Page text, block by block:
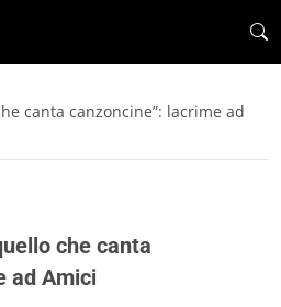
canta canzoncine”: lacrime ad
che canta
ad Amici